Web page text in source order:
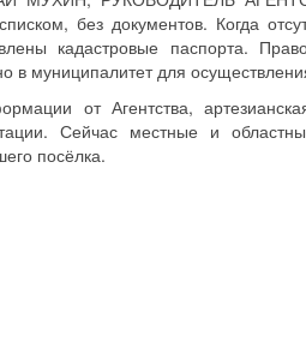
без документов. Когда
кадастровые паспорта.
в муниципалитет для
от Агентства,
Сейчас местные и
посёлка.